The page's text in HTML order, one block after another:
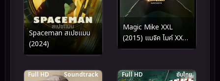
Spaceman สเปซแมน
(2024)
Magic Mike XXL
(2015) แมจิค ไมค์ XXL
เต้นเปลื้องฝัน
Full HD Soundtrack Full HD ซับไทย